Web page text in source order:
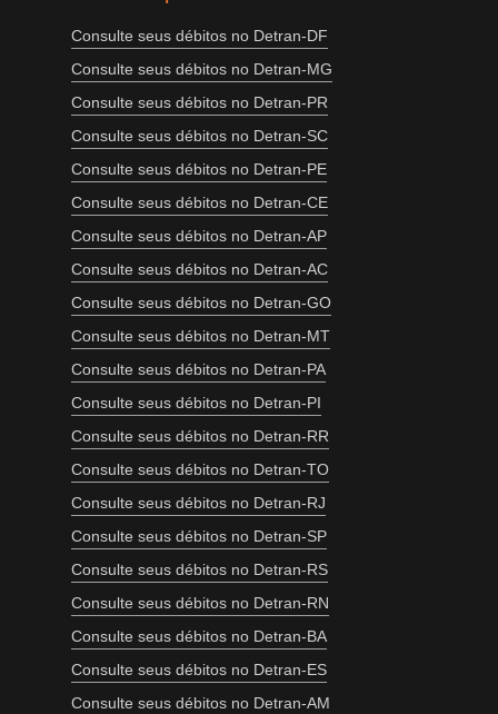
Consulte seus débitos no Detran-DF
Consulte seus débitos no Detran-MG
Consulte seus débitos no Detran-PR
Consulte seus débitos no Detran-SC
Consulte seus débitos no Detran-PE
Consulte seus débitos no Detran-CE
Consulte seus débitos no Detran-AP
Consulte seus débitos no Detran-AC
Consulte seus débitos no Detran-GO
Consulte seus débitos no Detran-MT
Consulte seus débitos no Detran-PA
Consulte seus débitos no Detran-PI
Consulte seus débitos no Detran-RR
Consulte seus débitos no Detran-TO
Consulte seus débitos no Detran-RJ
Consulte seus débitos no Detran-SP
Consulte seus débitos no Detran-RS
Consulte seus débitos no Detran-RN
Consulte seus débitos no Detran-BA
Consulte seus débitos no Detran-ES
Consulte seus débitos no Detran-AM